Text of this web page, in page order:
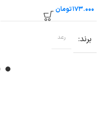
تومان
برند رعد